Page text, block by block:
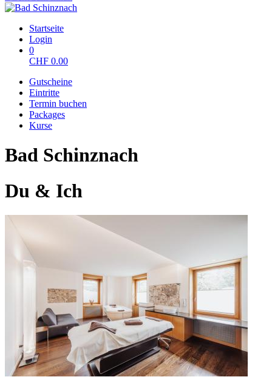
Startseite
Login
0
CHF 0.00
Gutscheine
Eintritte
Termin buchen
Packages
Kurse
Bad Schinznach
Du & Ich